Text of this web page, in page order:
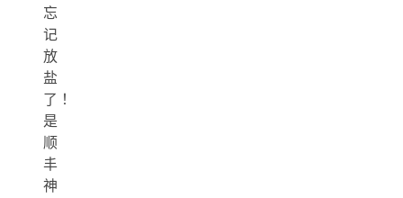
忘
记
放
盐
了！
是
顺
丰
神